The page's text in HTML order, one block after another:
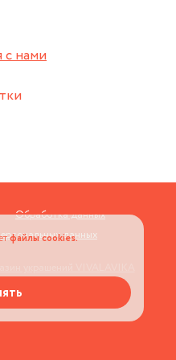
с нами
Обработка данных
данных
файлы cookies.